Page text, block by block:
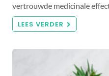
vertrouwde medicinale
LEES VERDER